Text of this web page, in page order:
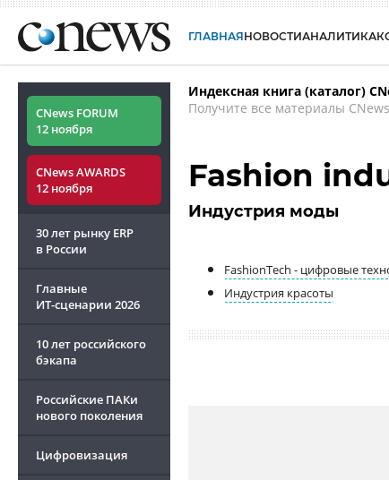
ГЛАВНАЯНОВОСТИАНАЛИТИКА
CNews FORUM
12 ноября
CNews AWARDS
12 ноября
30 лет рынку ERP
в России
Главные
ИТ-сценарии 2026
10 лет российского
бэкапа
Российские ПАКи
нового поколения
Цифровизация
Индексная книга (каталог)
Получите все материалы
Fashion
Индустрия моды
FashionTech - цифровые
Индустрия красоты